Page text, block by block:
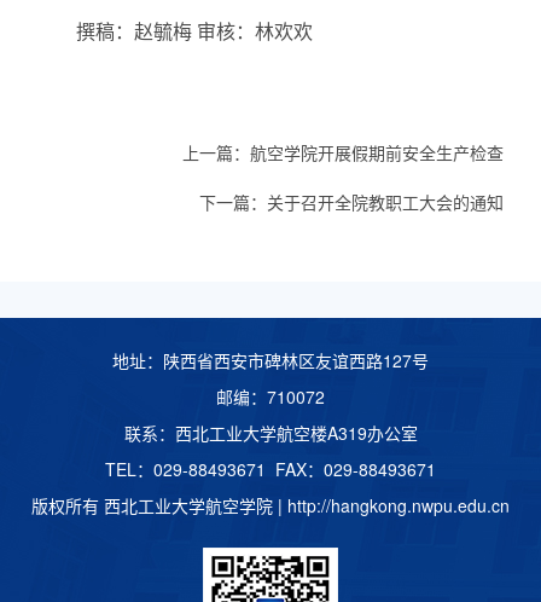
撰稿：赵毓梅 审核：林欢欢
上一篇：航空学院开展假期前安全生产检查
下一篇： 关于召开全院教职工大会的通知
地址：陕西省西安市碑林区友谊西路127号
邮编：710072
联系：西北工业大学航空楼A319办公室
TEL：029-88493671 FAX：029-88493671
版权所有 西北工业大学航空学院 | http://hangkong.nwpu.edu.cn